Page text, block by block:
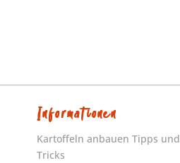
Informationen
Kartoffeln anbauen Tipps und
Tricks